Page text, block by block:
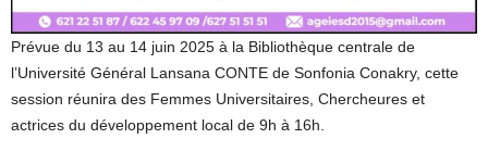
Prévue du 13 au 14 juin 2025 à la Bibliothèque centrale de
l’Université Général Lansana CONTE de Sonfonia Conakry, cette
session réunira des Femmes Universitaires, Chercheures et
actrices du développement local de 9h à 16h.